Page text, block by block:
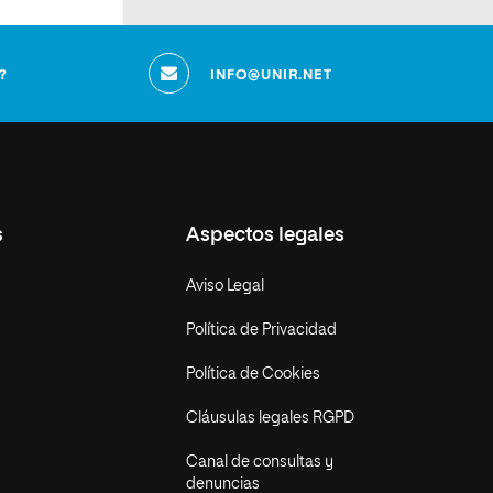
INFO@UNIR.NET
Aspectos legales
Aviso Legal
Política de Privacidad
Política de Cookies
Cláusulas legales RGPD
Canal de consultas y
denuncias